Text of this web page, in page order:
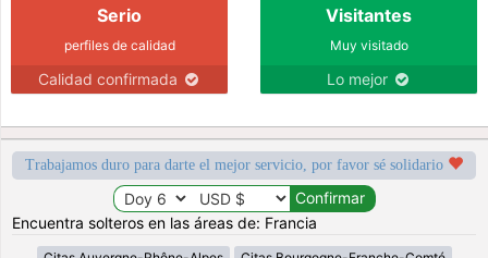
Serio
perfiles de calidad
Calidad confirmada
Visitantes
Muy visitado
Lo mejor
Trabajamos duro para darte el mejor servicio, por favor sé solidario
Encuentra solteros en las áreas de: Francia